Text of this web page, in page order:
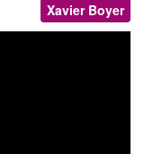
Xavier Boyer